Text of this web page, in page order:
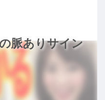
脈ありサイン